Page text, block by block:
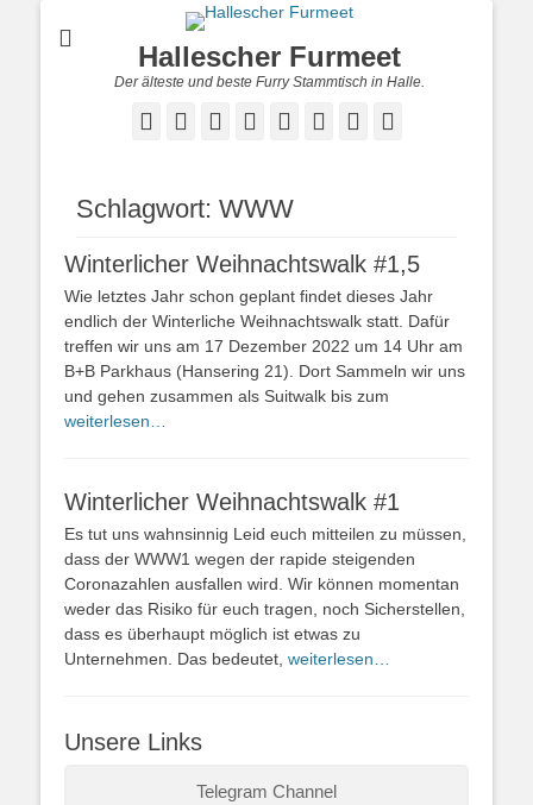
Hallescher Furmeet
Der älteste und beste Furry Stammtisch in Halle.
Facebook
Twitter Feed YouTubeInstagram
Reddit
Schlagwort: WWW
Winterlicher Weihnachtswalk #1,5
Wie letztes Jahr schon geplant findet dieses Jahr
endlich der Winterliche Weihnachtswalk statt. Dafür
treffen wir uns am 17 Dezember 2022 um 14 Uhr am
B+B Parkhaus (Hansering 21). Dort Sammeln wir uns
und gehen zusammen als Suitwalk bis zum
weiterlesen…
Winterlicher Weihnachtswalk #1
Es tut uns wahnsinnig Leid euch mitteilen zu müssen,
dass der WWW1 wegen der rapide steigenden
Coronazahlen ausfallen wird. Wir können momentan
weder das Risiko für euch tragen, noch Sicherstellen,
dass es überhaupt möglich ist etwas zu
Unternehmen. Das bedeutet, weiterlesen…
Unsere Links
Telegram Channel